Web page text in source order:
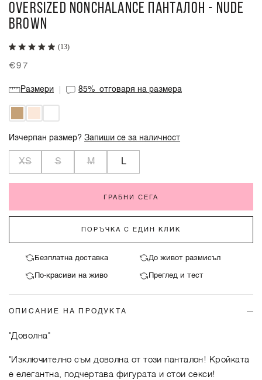
OVERSIZED NONCHALANCE ПАНТАЛОН - NUDE
BROWN
(13)
€97
Размери 85%отговаря на размера
Изчерпан размер?Запиши се за наличност
XS S M L
ГРАБНИ СЕГА
ПОРЪЧКА С ЕДИН КЛИК
Безплатна доставка До живот размисъл
По-красиви на живо Преглед и тест
ОПИСАНИЕ НА ПРОДУКТА
"Доволна"
"Изключително съм доволна от този панталон! Кройката
е елегантна, подчертава фигурата и стои секси!